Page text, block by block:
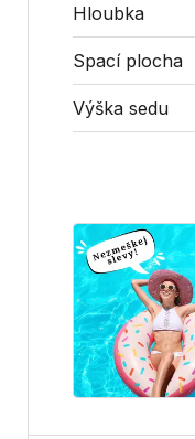
Hloubka
Spací plocha
Výška sedu